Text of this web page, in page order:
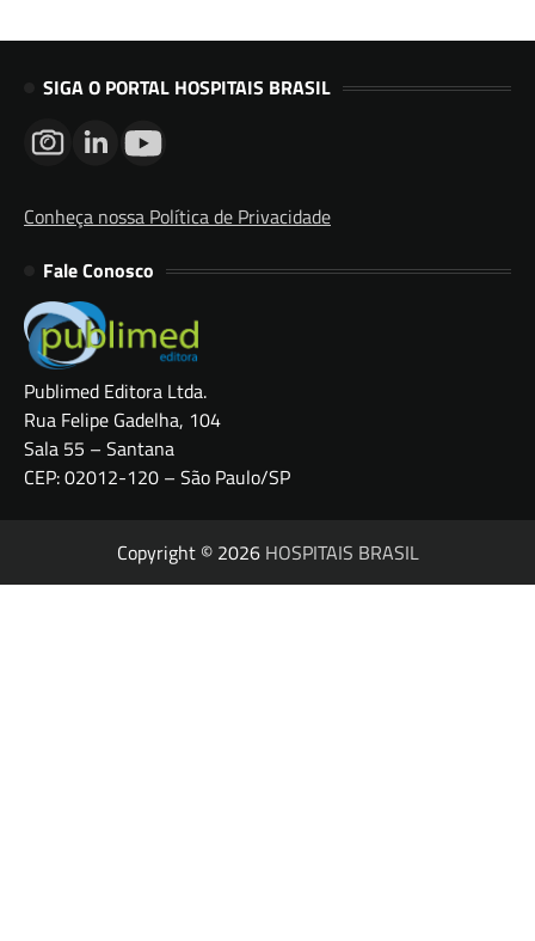
SIGA O PORTAL HOSPITAIS BRASIL
Conheça nossa Política de Privacidade
Fale Conosco
Publimed Editora Ltda.
Rua Felipe Gadelha, 104
Sala 55 – Santana
CEP: 02012-120 – São Paulo/SP
Copyright © 2026 HOSPITAIS BRASIL